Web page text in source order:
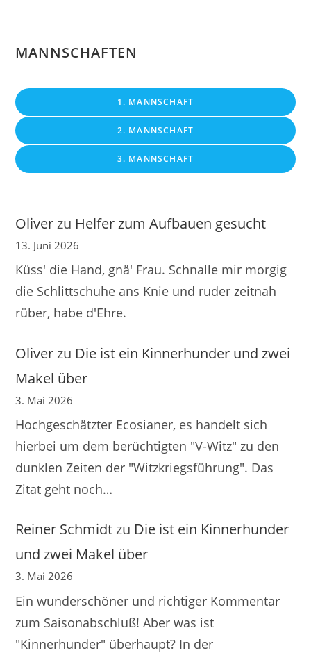
MANNSCHAFTEN
1. MANNSCHAFT
2. MANNSCHAFT
3. MANNSCHAFT
Oliverzu Helfer zum Aufbauen gesucht
13. Juni 2026
Küss' die Hand, gnä' Frau. Schnalle mir morgig
die Schlittschuhe ans Knie und ruder zeitnah
rüber, habe d'Ehre.
Oliverzu Die ist ein Kinnerhunder und zwei
Makel über
3. Mai 2026
Hochgeschätzter Ecosianer, es handelt sich
hierbei um dem berüchtigten "V-Witz" zu den
dunklen Zeiten der "Witzkriegsführung". Das
Zitat geht noch…
Reiner Schmidtzu Die ist ein Kinnerhunder
und zwei Makel über
3. Mai 2026
Ein wunderschöner und richtiger Kommentar
zum Saisonabschluß! Aber was ist
"Kinnerhunder" überhaupt? In der